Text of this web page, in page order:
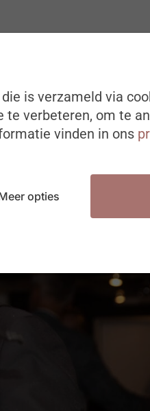
professionals,
een fantastisch
op de positieve
uitdragen.
is verzameld via
verbeteren, om te
vinden in ons
opties